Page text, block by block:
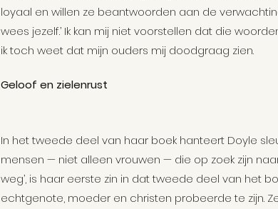
loyaal en willen ze beantwoorden aan de
wees jezelf.’ Ik kan mij niet voorstellen dat die
ik toch weet dat mijn ouders mij doodgraag zien.
Geloof en zielenrust
In het tweede deel van haar boek hanteert Doyle
mensen — niet alleen vrouwen — die op zoek zijn
weg’, is haar eerste zin in dat tweede deel van het
echtgenote, moeder en christen probeerde te zijn.